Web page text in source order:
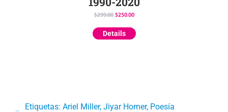
$299.00 $250.00
Details
Etiquetas: Ariel Miller, Jiyar Homer, Poesía